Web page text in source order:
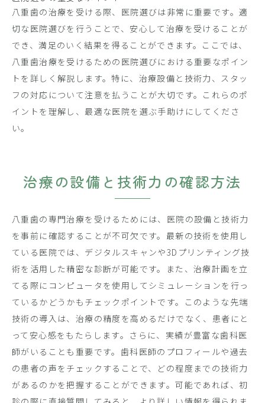
八重歯の治療を受ける際、医院選びは非常に重要です。適
切な医院選びを行うことで、安心して治療を受けることが
でき、満足のいく結果を得ることができます。ここでは、
八重歯治療を受けるための医院選びにおける重要なポイン
トを詳しく解説します。特に、治療設備と技術力、スタッ
フの対応について注意を払うことが大切です。これらのポ
イントを理解し、最適な医院を選ぶ手助けにしてくださ
い。
治療の設備と技術力の確認方法
八重歯の専門治療を受けるためには、医院の設備と技術力
を事前に確認することが不可欠です。最新の技術を使用し
ている医院では、デジタルスキャンや3Dプリンティング技
術を活用した精密な診断が可能です。また、治療計画を立
てる際にコンピュータを使用してシミュレーションを行っ
ているかどうかもチェックポイントです。このような先端
技術の導入は、治療の精度を高めるだけでなく、患者にと
って安心感をもたらします。さらに、実績が豊富な歯科医
師がいることも重要です。歯科医師のプロフィールや過去
の患者の声をチェックすることで、どの程度までの技術力
があるのかを把握することができます。可能であれば、初